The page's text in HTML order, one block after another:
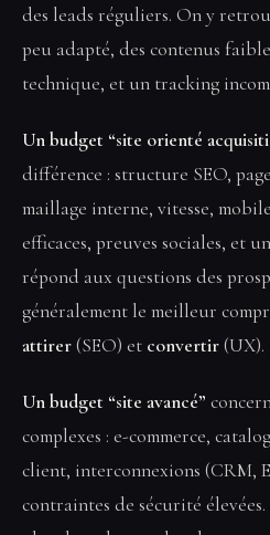
des leads réguliers. On y
peu adapté, des contenus
technique, et un tracking
Un budget “site orienté
différence : structure SEO,
maillage interne, vitesse,
efficaces, preuves sociales, et
répond aux questions des
généralement le meilleur
attirer(SEO) et convertir(UX).
Un budget “site avancé”
complexes : e-commerce,
client, interconnexions (CRM,
contraintes de sécurité